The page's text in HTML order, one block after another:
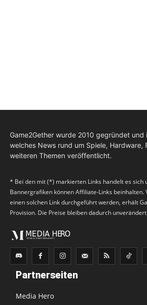
Game2Gether wurde 2010 gegründet und
welches News rund um Spiele, Hardware,
weiteren Themen veröffentlicht.
* Bei den mit (*) markierten Links handelt es sich
Bannergrafiken können Affiliate-Links beinhalten.
einen solchen Link durchgeführt werden, erhält
Provision. Die Preise bleiben dadurch
Partnerseiten
Media Hero